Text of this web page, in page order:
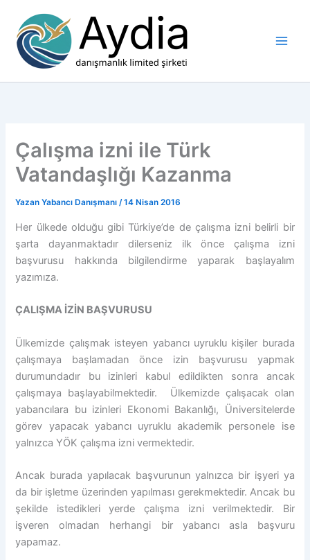
Çalışma izni ile Türk
Vatandaşlığı Kazanma
Yazan Yabancı Danışmanı/14 Nisan 2016
Her ülkede olduğu gibi Türkiye’de de çalışma izni belirli bir
şarta dayanmaktadır dilerseniz ilk önce çalışma izni
başvurusu hakkında bilgilendirme yaparak başlayalım
yazımıza.
ÇALIŞMA İZİN BAŞVURUSU
Ülkemizde çalışmak isteyen yabancı uyruklu kişiler burada
çalışmaya başlamadan önce izin başvurusu yapmak
durumundadır bu izinleri kabul edildikten sonra ancak
çalışmaya başlayabilmektedir. Ülkemizde çalışacak olan
yabancılara bu izinleri Ekonomi Bakanlığı, Üniversitelerde
görev yapacak yabancı uyruklu akademik personele ise
yalnızca YÖK çalışma izni vermektedir.
Ancak burada yapılacak başvurunun yalnızca bir işyeri ya
da bir işletme üzerinden yapılması gerekmektedir. Ancak bu
şekilde istedikleri yerde çalışma izni verilmektedir. Bir
işveren olmadan herhangi bir yabancı asla başvuru
yapamaz.